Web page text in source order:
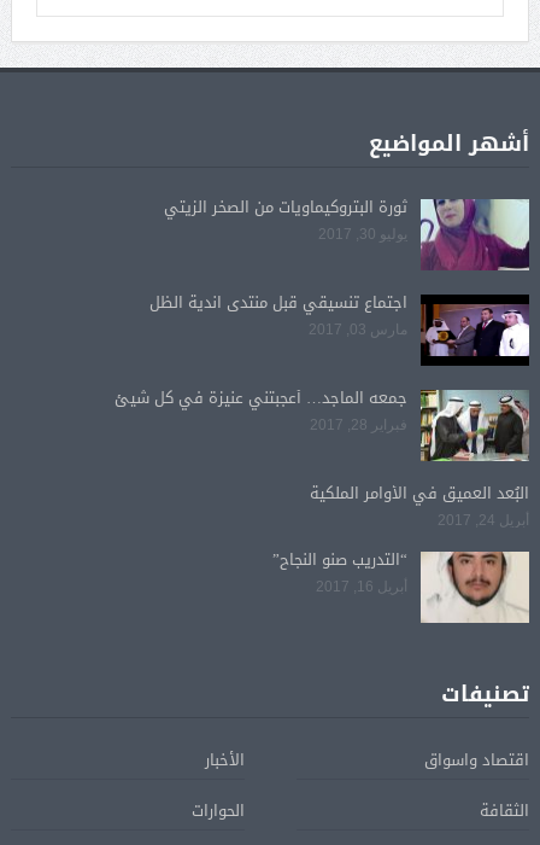
أشهر المواضيع
ثورة البتروكيماويات من الصخر الزيتي
يوليو 30, 2017
اجتماع تنسيقي قبل منتدى اندية الظل
مارس 03, 2017
جمعه الماجد… أعجبتني عنيزة في كل شيئ
فبراير 28, 2017
البُعد العميق في الأوامر الملكية
أبريل 24, 2017
“التدريب صنو النجاح”
أبريل 16, 2017
تصنيفات
اقتصاد واسواق
الأخبار
الثقافة
الحوارات